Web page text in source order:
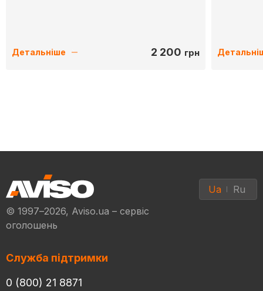
Детальніше 2 200 грн
© 1997–2026, Aviso.ua – сервіс
оголошень
Ua Ru
Служба підтримки
0 (800) 21 8871